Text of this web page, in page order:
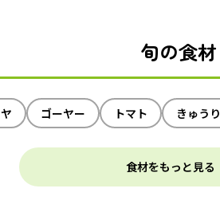
旬の食材
ゴーヤー トマト きゅうり
食材をもっと見る